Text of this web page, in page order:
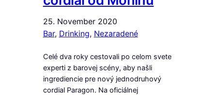
25. November 2020
Bar, Drinking, Nezaradené
Celé dva roky cestovali po celom svete
experti z barovej scény, aby našli
ingrediencie pre nový jednodruhový
cordial Paragon. Na oficiálnej